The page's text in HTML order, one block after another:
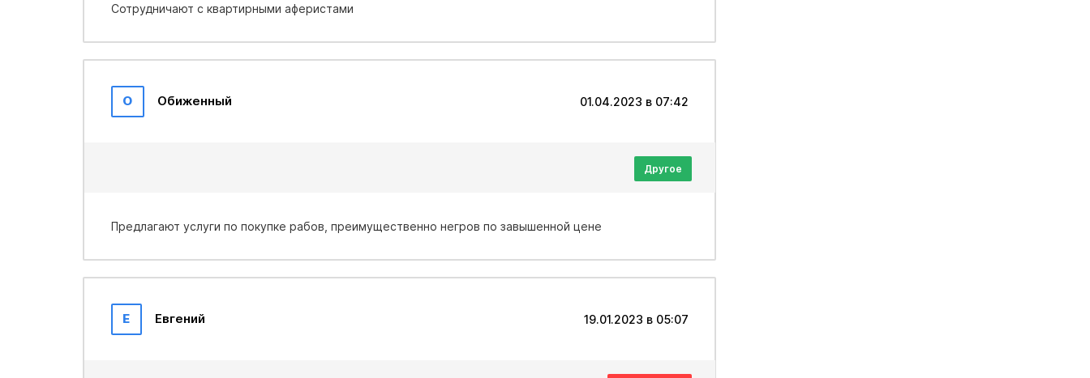
Сотрудничают с квартирными аферистами
О Обиженный 01.04.2023 в 07:42
Другое
Предлагают услуги по покупке рабов, преимущественно негров по завышенной цене
Е Евгений 19.01.2023 в 05:07